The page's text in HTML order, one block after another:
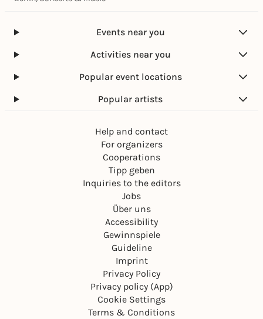
Events near you
Activities near you
Popular event locations
Popular artists
Help and contact
For organizers
Cooperations
Tipp geben
Inquiries to the editors
Jobs
Über uns
Accessibility
Gewinnspiele
Guideline
Imprint
Privacy Policy
Privacy policy (App)
Cookie Settings
Terms & Conditions